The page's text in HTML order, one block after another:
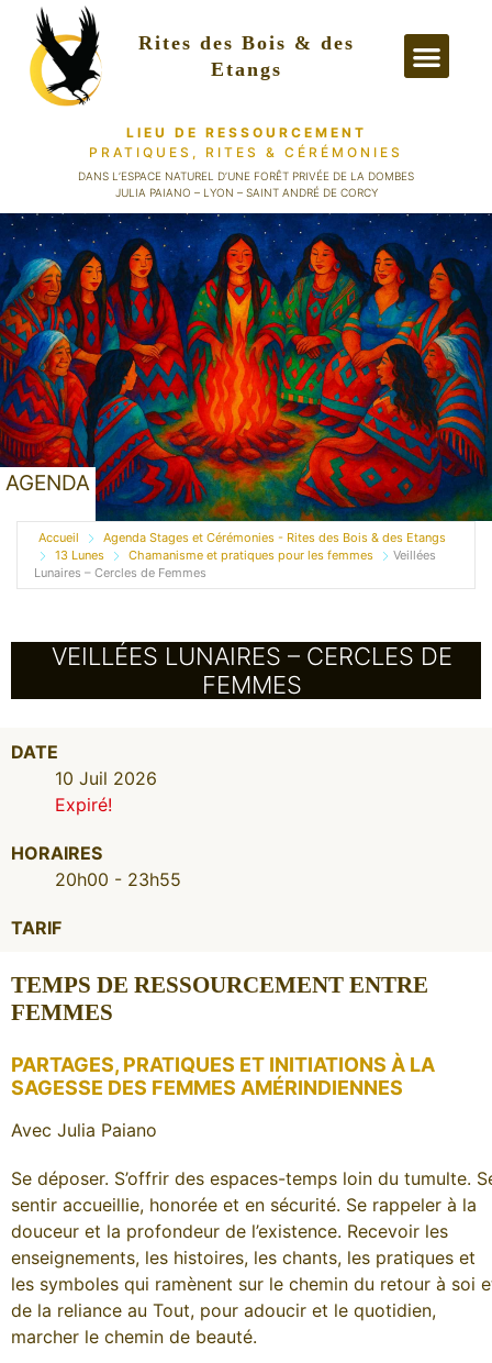
Rites des Bois & des
Etangs
LIEU DE RESSOURCEMENT
PRATIQUES, RITES & CÉRÉMONIES
DANS L’ESPACE NATUREL D’UNE FORÊT PRIVÉE DE LA DOMBES
JULIA PAIANO – LYON – SAINT ANDRÉ DE CORCY
AGENDA
Accueil
Agenda Stages et Cérémonies - Rites des Bois & des Etangs
13 Lunes
Chamanisme et pratiques pour les femmes
Veillées
Lunaires – Cercles de Femmes
VEILLÉES LUNAIRES – CERCLES DE
FEMMES
DATE
10 Juil 2026
Expiré!
HORAIRES
20h00 - 23h55
TARIF
TEMPS DE RESSOURCEMENT ENTRE
FEMMES
PARTAGES, PRATIQUES ET INITIATIONS À LA
SAGESSE DES FEMMES AMÉRINDIENNES
Avec Julia Paiano
Se déposer. S’offrir des espaces-temps loin du tumulte.
sentir accueillie, honorée et en sécurité. Se rappeler à la
douceur et la profondeur de l’existence. Recevoir les
enseignements, les histoires, les chants, les pratiques et
les symboles qui ramènent sur le chemin du retour à soi
de la reliance au Tout, pour adoucir et le quotidien,
marcher le chemin de beauté.